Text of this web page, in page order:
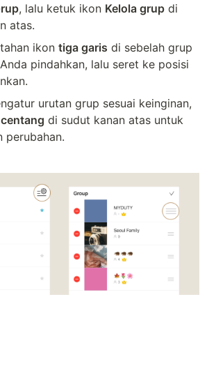
, lalu ketuk ikon Kelola grup di
atas.
ikon tiga garis di sebelah grup
pindahkan, lalu seret ke posisi
urutan grup sesuai keinginan,
centang di sudut kanan atas untuk
perubahan.